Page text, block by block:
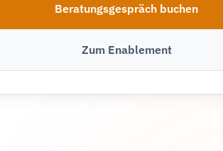
Beratungsgespräch buchen
Zum Enablement